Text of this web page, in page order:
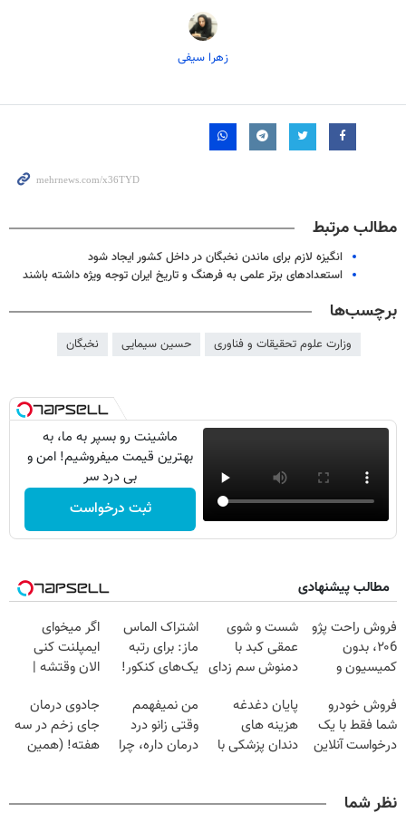
زهرا سیفی
مطالب مرتبط
انگیزه لازم برای ماندن نخبگان در داخل کشور ایجاد شود
استعدادهای برتر علمی به فرهنگ و تاریخ ایران توجه ویژه داشته باشند
برچسب‌ها
وزارت علوم تحقیقات و فناوری حسین سیمایی نخبگان
ماشینت رو بسپر به ما، به
بهترین قیمت میفروشیم! امن و
بی درد سر
ثبت درخواست
مطالب پیشنهادی
فروش راحت پژو
۲۰6، بدون
کمیسیون و
شست و شوی
عمقی کبد با
دمنوش سم زدای
اشتراک الماس
ماز: برای رتبه
یک‌های کنکور!
اگر میخوای
ایمپلنت کنی
الان وقتشه |
میلیون تومان!!!
فروش خودرو
شما فقط با یک
درخواست آنلاین
پایان دغدغه
هزینه های
دندان پزشکی با
من نمیفهمم
وقتی زانو درد
درمان داره، چرا
جادوی درمان
جای زخم در سه
هفته! (همین
نظر شما